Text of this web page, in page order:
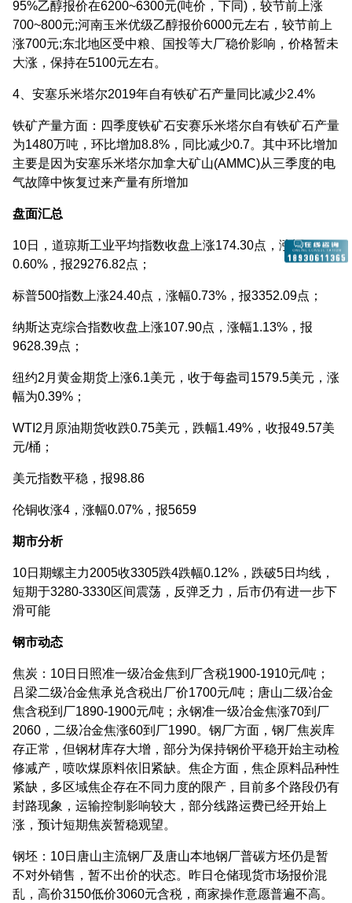
95%乙醇报价在6200~6300元(吨价，下同)，较节前上涨
700~800元;河南玉米优级乙醇报价6000元左右，较节前上
涨700元;东北地区受中粮、国投等大厂稳价影响，价格暂未
大涨，保持在5100元左右。
4、安塞乐米塔尔2019年自有铁矿石产量同比减少2.4%
铁矿产量方面：四季度铁矿石安赛乐米塔尔自有铁矿石产量
为1480万吨，环比增加8.8%，同比减少0.7。其中环比增加
主要是因为安塞乐米塔尔加拿大矿山(AMMC)从三季度的电
气故障中恢复过来产量有所增加
盘面汇总
10日，道琼斯工业平均指数收盘上涨174.30点，涨幅
0.60%，报29276.82点；
标普500指数上涨24.40点，涨幅0.73%，报3352.09点；
纳斯达克综合指数收盘上涨107.90点，涨幅1.13%，报
9628.39点；
纽约2月黄金期货上涨6.1美元，收于每盎司1579.5美元，涨
幅为0.39%；
WTI2月原油期货收跌0.75美元，跌幅1.49%，收报49.57美
元/桶；
美元指数平稳，报98.86
伦铜收涨4，涨幅0.07%，报5659
期市分析
10日期螺主力2005收3305跌4跌幅0.12%，跌破5日均线，
短期于3280-3330区间震荡，反弹乏力，后市仍有进一步下
滑可能
钢市动态
焦炭：10日日照准一级冶金焦到厂含税1900-1910元/吨；
吕梁二级冶金焦承兑含税出厂价1700元/吨；唐山二级冶金
焦含税到厂1890-1900元/吨；永钢准一级冶金焦涨70到厂
2060，二级冶金焦涨60到厂1990。钢厂方面，钢厂焦炭库
存正常，但钢材库存大增，部分为保持钢价平稳开始主动检
修减产，喷吹煤原料依旧紧缺。焦企方面，焦企原料品种性
紧缺，多区域焦企存在不同力度的限产，目前多个路段仍有
封路现象，运输控制影响较大，部分线路运费已经开始上
涨，预计短期焦炭暂稳观望。
钢坯：10日唐山主流钢厂及唐山本地钢厂普碳方坯仍是暂
不对外销售，暂不出价的状态。昨日仓储现货市场报价混
乱，高价3150低价3060元含税，商家操作意愿普遍不高。